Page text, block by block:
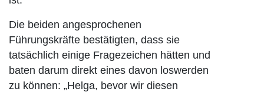
Die beiden angesprochenen
Führungskräfte bestätigten, dass sie
tatsächlich einige Fragezeichen hätten und
baten darum direkt eines davon loswerden
zu können: „Helga, bevor wir diesen